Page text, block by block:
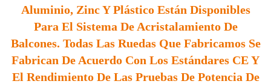
Aluminio, Zinc Y Plástico Están Disponibles
Para El Sistema De Acristalamiento De
Balcones. Todas Las Ruedas Que Fabricamos Se
Fabrican De Acuerdo Con Los Estándares CE Y
El Rendimiento De Las Pruebas De Potencia De